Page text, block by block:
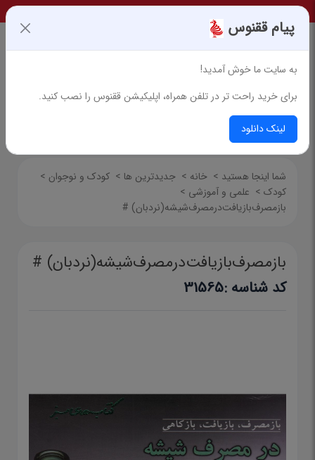
شما اینجا هستید > خانه > جدیدترین ها > کودک و نوجوان >
کودک > علمی و آموزشی >
بازمصرف‌بازیافت‌درمصرف‌شیشه(نردبان) #
بازمصرف‌بازیافت‌درمصرف‌شیشه(نردبان) #
کد شناسه :31565
پیام ققنوس
به سایت ما خوش آمدید!
برای خرید راحت تر در تلفن همراه، اپلیکیشن ققنوس را نصب کنید.
لینک دانلود